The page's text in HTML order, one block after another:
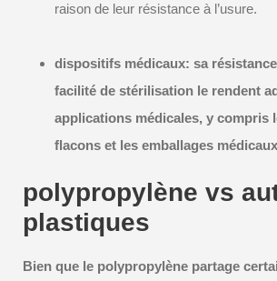
raison de leur résistance à l’usure.
dispositifs médicaux: sa
facilité de stérilisation le rendent
applications médicales, y compris
flacons et les emballages
polypropylène vs
plastiques
Bien que le polypropylène partage